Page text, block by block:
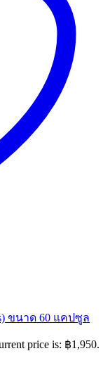
ขนาด 60 แคปซูล
price is: ฿1,950.